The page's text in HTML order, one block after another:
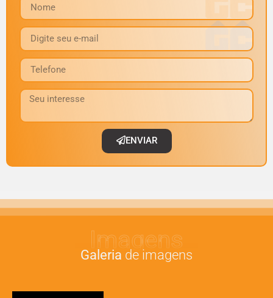
ENVIAR
Imagens
Galeria de imagens